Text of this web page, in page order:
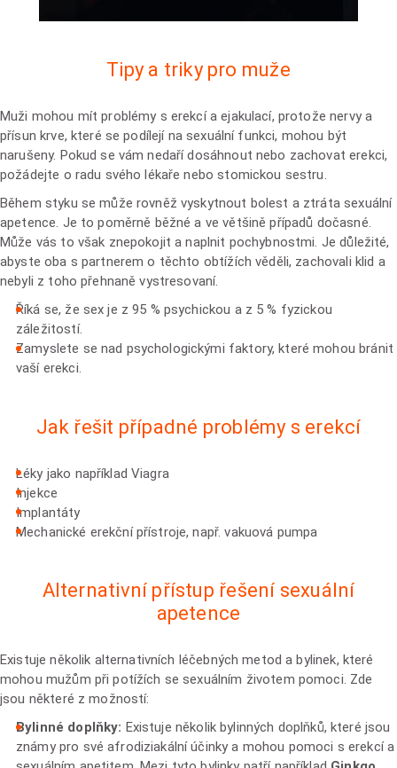
Tipy a triky pro muže
Muži mohou mít problémy s erekcí a ejakulací, protože nervy a
přísun krve, které se podílejí na sexuální funkci, mohou být
narušeny. Pokud se vám nedaří dosáhnout nebo zachovat erekci,
požádejte o radu svého lékaře nebo stomickou sestru.
Během styku se může rovněž vyskytnout bolest a ztráta sexuální
apetence. Je to poměrně běžné a ve většině případů dočasné.
Může vás to však znepokojit a naplnit pochybnostmi. Je důležité,
abyste oba s partnerem o těchto obtížích věděli, zachovali klid a
nebyli z toho přehnaně vystresovaní.
Říká se, že sex je z 95 % psychickou a z 5 % fyzickou
záležitostí.
Zamyslete se nad psychologickými faktory, které mohou bránit
vaší erekci.
Jak řešit případné problémy s erekcí
Léky jako například Viagra
Injekce
Implantáty
Mechanické erekční přístroje, např. vakuová pumpa
Alternativní přístup řešení sexuální
apetence
Existuje několik alternativních léčebných metod a bylinek, které
mohou mužům při potížích se sexuálním životem pomoci. Zde
jsou některé z možností:
Bylinné doplňky: Existuje několik bylinných doplňků, které jsou
známy pro své afrodiziakální účinky a mohou pomoci s erekcí a